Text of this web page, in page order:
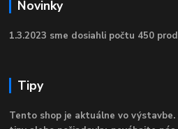
Novinky
1.3.2023 sme dosiahli počtu 450
Tipy
Tento shop je aktuálne vo